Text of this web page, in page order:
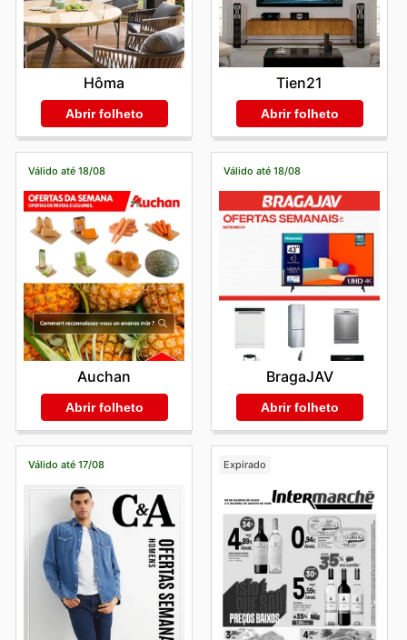
Hôma
Abrir folheto
Tien21
Abrir folheto
Válido até 18/08
Auchan
Abrir folheto
Válido até 18/08
BragaJAV
Abrir folheto
Válido até 17/08 Expirado